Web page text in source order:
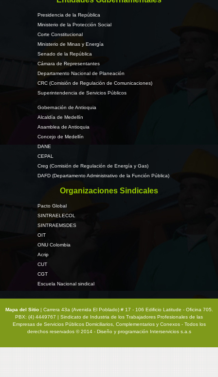
Presidencia de la República
Ministerio de la Protección Social
Corte Constitucional
Ministerio de Minas y Energía
Senado de la República
Cámara de Representantes
Departamento Nacional de Planeación
CRC (Comisión de Regulación de Comunicaciones)
Superintendencia de Servicios Públicos
Gobernación de Antioquia
Alcaldía de Medellín
Asamblea de Antioquia
Concejo de Medellín
DANE
CEPAL
Creg (Comisión de Regulación de Energía y Gas)
DAFD (Departamento Administrativo de la Función Pública)
Organizaciones Sindicales
Pacto Global
SINTRAELECOL
SINTRAEMSDES
OIT
ONU Colombia
Acrip
CUT
CGT
Escuela Nacional sindical
Mapa del Sitio | Carrera 43a (Avenida El Poblado) # 17 - 106 Edificio Latitude - Oficina 705.
PBX: (4) 4449767 | Sindicato de Industria de los Trabajadores Profesionales de las
Empresas de Servicios Públicos Domiciliarios, Complementarios y Conexos - Todos los
derechos reservados © 2014 - Diseño y programación Interservicios s.a.s